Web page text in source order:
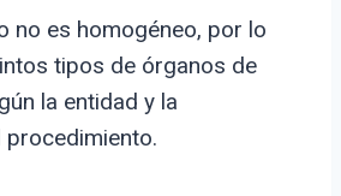
no es homogéneo, por lo
tipos de órganos de
la entidad y la